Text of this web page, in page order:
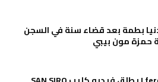
دنيا بطمة بعد قضاء سنة في السجن
حمزة مون بيبي